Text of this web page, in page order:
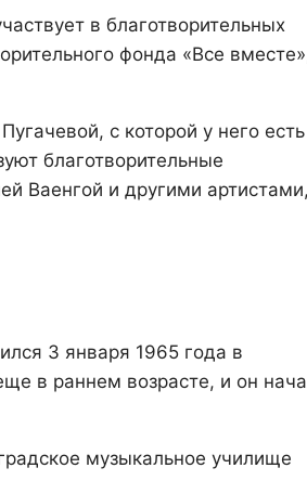
в благотворительных
фонда «Все
с которой у него есть
благотворительные
Ваенгой и другими артистами,
3 января 1965 года в
в раннем возрасте, и он
музыкальное училище